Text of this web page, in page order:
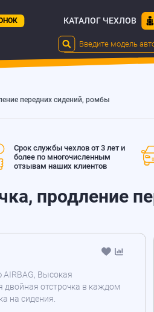
КАТАЛОГ ЧЕХЛОВ
передних сидений, ромбы
Срок службы чехлов от 3 лет и
более по многочисленным
отзывам наших клиентов
продление
Высокая
двойная отстрочка в каждом
на сидения.